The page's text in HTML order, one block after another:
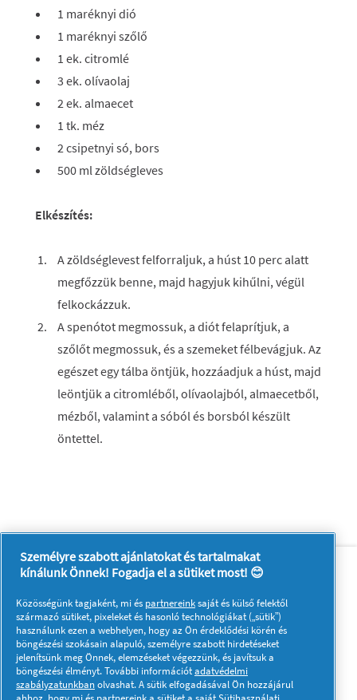
1 maréknyi dió
1 maréknyi szőlő
1 ek. citromlé
3 ek. olívaolaj
2 ek. almaecet
1 tk. méz
2 csipetnyi só, bors
500 ml zöldségleves
Elkészítés:
A zöldséglevest felforraljuk, a húst 10 perc alatt
megfőzzük benne, majd hagyjuk kihűlni, végül
felkockázzuk.
A spenótot megmossuk, a diót felaprítjuk, a
szőlőt megmossuk, és a szemeket félbevágjuk. Az
egészet egy tálba öntjük, hozzáadjuk a húst, majd
leöntjük a citromléből, olívaolajból, almaecetből,
mézből, valamint a sóból és borsból készült
öntettel.
Rólunk
Kapcsolatfelvétel
A pg.com felkeresése
Kövessen minket:
Személyre szabott ajánlatokat és tartalmakat
kínálunk Önnek! Fogadja el a sütiket most! 😊
Közösségünk tagjaként, mi és partnereinksaját és külső felektől
származó sütiket, pixeleket és hasonló technológiákat („sütik”)
használunk ezen a webhelyen, hogy az Ön érdeklődési körén és
böngészési szokásain alapuló, személyre szabott hirdetéseket
jelenítsünk meg Önnek, elemzéseket végezzünk, és javítsuk a
böngészési élményt. További információtadatvédelmi
szabályzatunkbanolvashat. A sütik elfogadásával Ön hozzájárul